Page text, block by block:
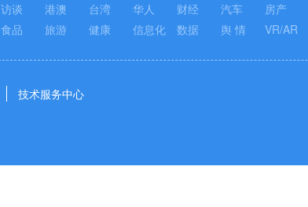
访谈 港澳 台湾 华人 财经 汽车 房产
食品 旅游 健康 信息化 数据 舆 情 VR/AR
技术服务中心